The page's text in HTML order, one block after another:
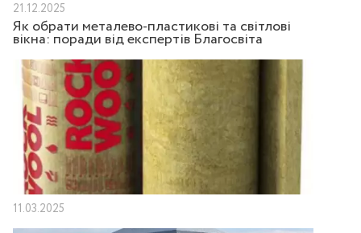
21.12.2025
Як обрати металево-пластикові та світлові
вікна: поради від експертів Благосвіта
11.03.2025